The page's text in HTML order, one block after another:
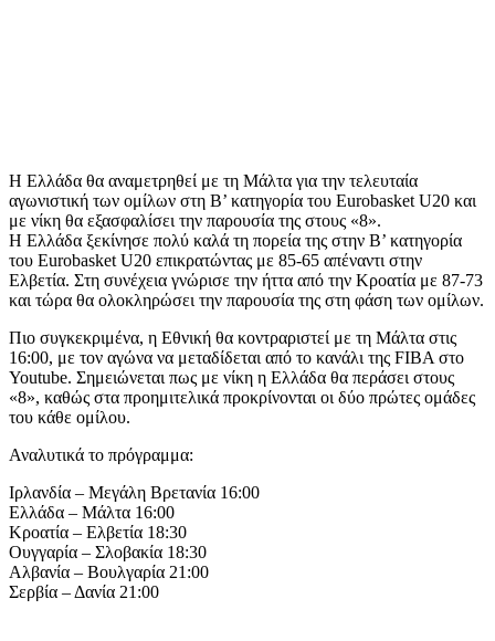
Η Ελλάδα θα αναμετρηθεί με τη Μάλτα για την τελευταία
αγωνιστική των ομίλων στη Β’ κατηγορία του Eurobasket U20 και
με νίκη θα εξασφαλίσει την παρουσία της στους «8».
Η Ελλάδα ξεκίνησε πολύ καλά τη πορεία της στην Β’ κατηγορία
του Eurobasket U20 επικρατώντας με 85-65 απέναντι στην
Ελβετία. Στη συνέχεια γνώρισε την ήττα από την Κροατία με 87-73
και τώρα θα ολοκληρώσει την παρουσία της στη φάση των ομίλων.
Πιο συγκεκριμένα, η Εθνική θα κοντραριστεί με τη Μάλτα στις
16:00, με τον αγώνα να μεταδίδεται από το κανάλι της FIBA στο
Youtube. Σημειώνεται πως με νίκη η Ελλάδα θα περάσει στους
«8», καθώς στα προημιτελικά προκρίνονται οι δύο πρώτες ομάδες
του κάθε ομίλου.
Αναλυτικά το πρόγραμμα:
Ιρλανδία – Μεγάλη Βρετανία 16:00
Ελλάδα – Μάλτα 16:00
Κροατία – Ελβετία 18:30
Ουγγαρία – Σλοβακία 18:30
Αλβανία – Βουλγαρία 21:00
Σερβία – Δανία 21:00